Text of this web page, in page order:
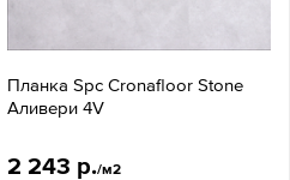
Планка Spc Cronafloor Stone
Аливери 4V
2 243 р./м2